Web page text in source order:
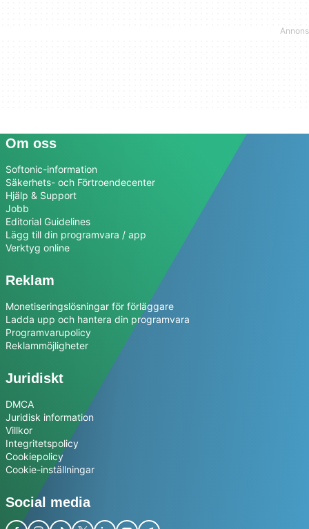
Om oss
Softonic-information
Säkerhets- och Förtroendecenter
Hjälp & Support
Jobb
Editorial Guidelines
Lägg till din programvara / app
Verktyg online
Reklam
Monetiseringslösningar för förläggare
Ladda upp och hantera din programvara
Programvarupolicy
Reklammöjligheter
Juridiskt
DMCA
Juridisk information
Villkor
Integritetspolicy
Cookiepolicy
Cookie-inställningar
Social media